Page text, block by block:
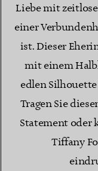
Liebe mit
einer
ist. Dieser
mit einem
edlen
Tragen Sie
Statement oder
Tiffany